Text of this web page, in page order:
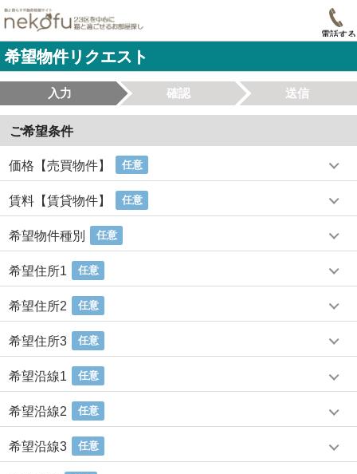
電話する
希望物件リクエスト
入力 確認 送信
ご希望条件
価格【売買物件】 任意
賃料【賃貸物件】 任意
希望物件種別 任意
希望住所1 任意
希望住所2 任意
希望住所3 任意
希望沿線1 任意
希望沿線2 任意
希望沿線3 任意